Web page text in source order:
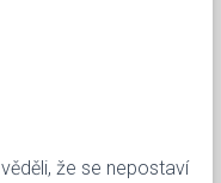
že se nepostaví